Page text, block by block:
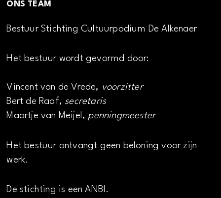
ONS TEAM
Bestuur Stichting Cultuurpodium De Alkenaer
Het bestuur wordt gevormd door:
Vincent van de Vrede, voorzitter
Bert de Raaf, secretaris
Maartje van Meijel, penningmeester
Het bestuur ontvangt geen beloning voor zijn
werk.
De stichting is een ANBI.